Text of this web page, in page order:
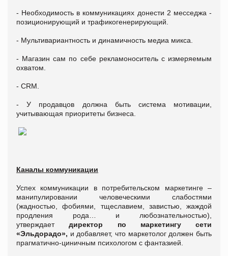
- Необходимость в коммуникациях донести 2 месседжа -
позиционирующий и трафикогенерирующий.
- Мультивариантность и динамичность медиа микса.
- Магазин сам по себе рекламоноситель с измеряемым
охватом.
- CRM.
- У продавцов должна быть система мотивации,
учитывающая приоритеты бизнеса.
Каналы коммуникации
Успех коммуникации в потребительском маркетинге –
манипулировании человеческими слабостями
(жадностью, фобиями, тщеславием, завистью, жаждой
продления рода… и любознательностью),
утверждаетдиректор по маркетингу сети
«Эльдорадо», и добавляет, что маркетолог должен быть
прагматично-циничным психологом с фантазией.